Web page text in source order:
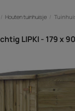
Houten tuinhuisje
LIPKI - 179 x